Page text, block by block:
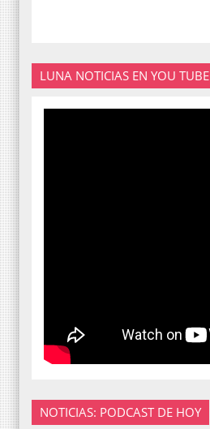
LUNA NOTICIAS EN YOU TUBE
NOTICIAS: PODCAST DE HOY